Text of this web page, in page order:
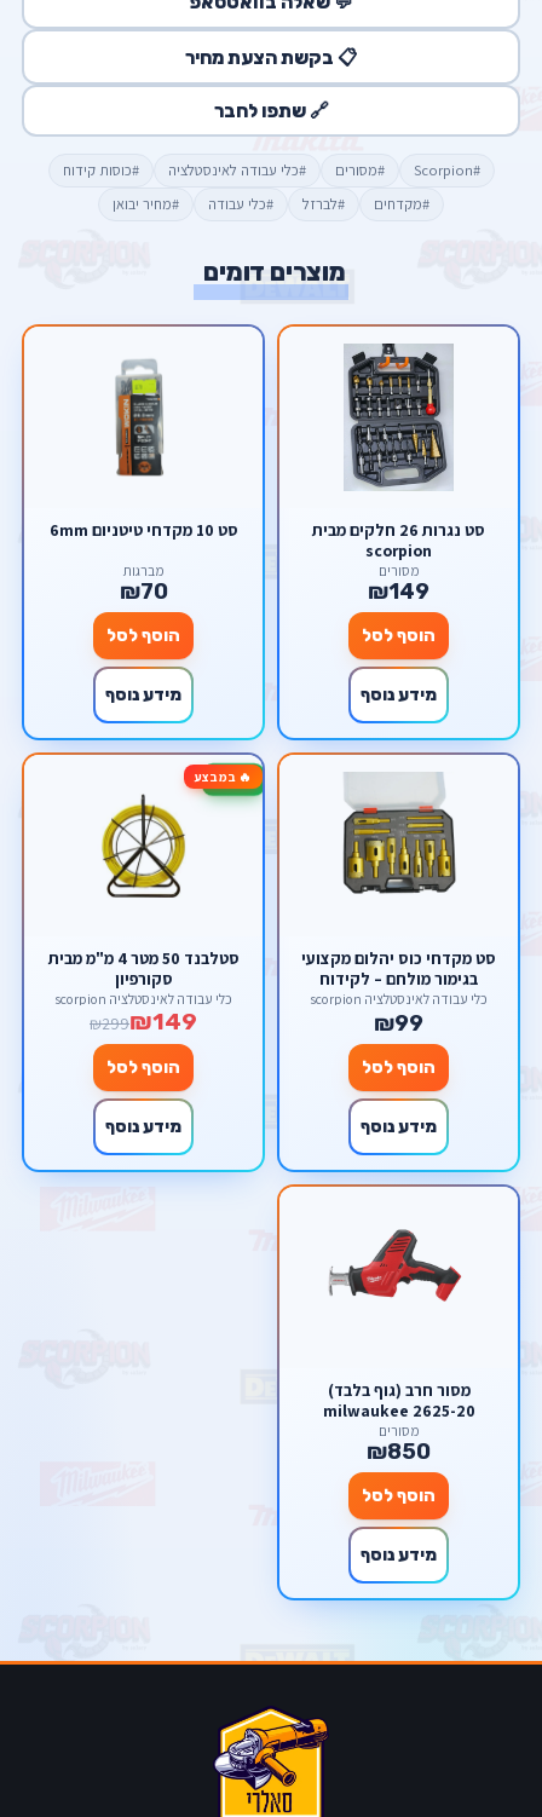
📋 בקשת הצעת מחיר
🔗 שתפו לחבר
#Scorpion #מסורים #כלי עבודה לאינסטלציה
#כוסות קידוח
#מקדחים
#לברזל #כלי עבודה #מחיר יבואן
מוצרים דומים
סט נגרות 26 חלקים מבית
scorpion
מסורים
₪149
הוסף לסל
מידע נוסף
סט 10 מקדחי טיטניום 6mm
מברגות
₪70
הוסף לסל
מידע נוסף
סט מקדחי כוס יהלום מקצועי
בגימור מולחם – לקידוח
בקרמיקה, גרניט, שיש ואבן
מבית סקורפיון
כלי עבודה לאינסטלציה scorpion
₪99
הוסף לסל
מידע נוסף
🔥 במבצע-50%
סטלבנד 50 מטר 4 מ"מ מבית
סקורפיון
כלי עבודה לאינסטלציה scorpion
₪149
₪299
הוסף לסל
מידע נוסף
מסור חרב (גוף בלבד)
milwaukee 2625-20
מסורים
₪850
הוסף לסל
מידע נוסף